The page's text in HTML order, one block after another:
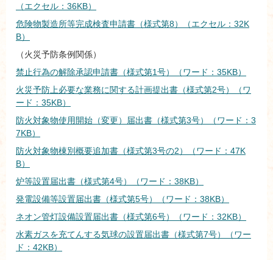
（エクセル：36KB）
危険物製造所等完成検査申請書（様式第8）（エクセル：32K
B）
（火災予防条例関係）
禁止行為の解除承認申請書（様式第1号）（ワード：35KB）
火災予防上必要な業務に関する計画提出書（様式第2号）（ワ
ード：35KB）
防火対象物使用開始（変更）届出書（様式第3号）（ワード：3
7KB）
防火対象物棟別概要追加書（様式第3号の2）（ワード：47K
B）
炉等設置届出書（様式第4号）（ワード：38KB）
発電設備等設置届出書（様式第5号）（ワード：38KB）
ネオン管灯設備設置届出書（様式第6号）（ワード：32KB）
水素ガスを充てんする気球の設置届出書（様式第7号）（ワー
ド：42KB）